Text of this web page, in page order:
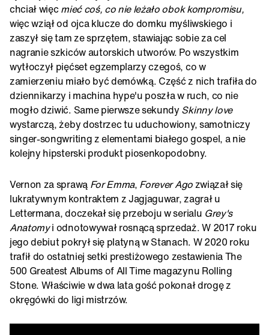
chciał więc mieć coś, co nie leżało obok kompromisu,
więc wziął od ojca klucze do domku myśliwskiego i
zaszył się tam ze sprzętem, stawiając sobie za cel
nagranie szkiców autorskich utworów. Po wszystkim
wytłoczył pięćset egzemplarzy czegoś, co w
zamierzeniu miało być demówką. Część z nich trafiła do
dziennikarzy i machina hype'u poszła w ruch, co nie
mogło dziwić. Same pierwsze sekundy Skinny love
wystarczą, żeby dostrzec tu uduchowiony, samotniczy
singer-songwriting z elementami białego gospel, a nie
kolejny hipsterski produkt piosenkopodobny.
Vernon za sprawą For Emma, Forever Agozwiązał się
lukratywnym kontraktem z Jagjaguwar, zagrał u
Lettermana, doczekał się przeboju w serialu Grey's
Anatomyi odnotowywał rosnącą sprzedaż. W 2017 roku
jego debiut pokrył się platyną w Stanach. W 2020 roku
trafił do ostatniej setki prestiżowego zestawienia The
500 Greatest Albums of All Time magazynu Rolling
Stone. Właściwie w dwa lata gość pokonał drogę z
okręgówki do ligi mistrzów.